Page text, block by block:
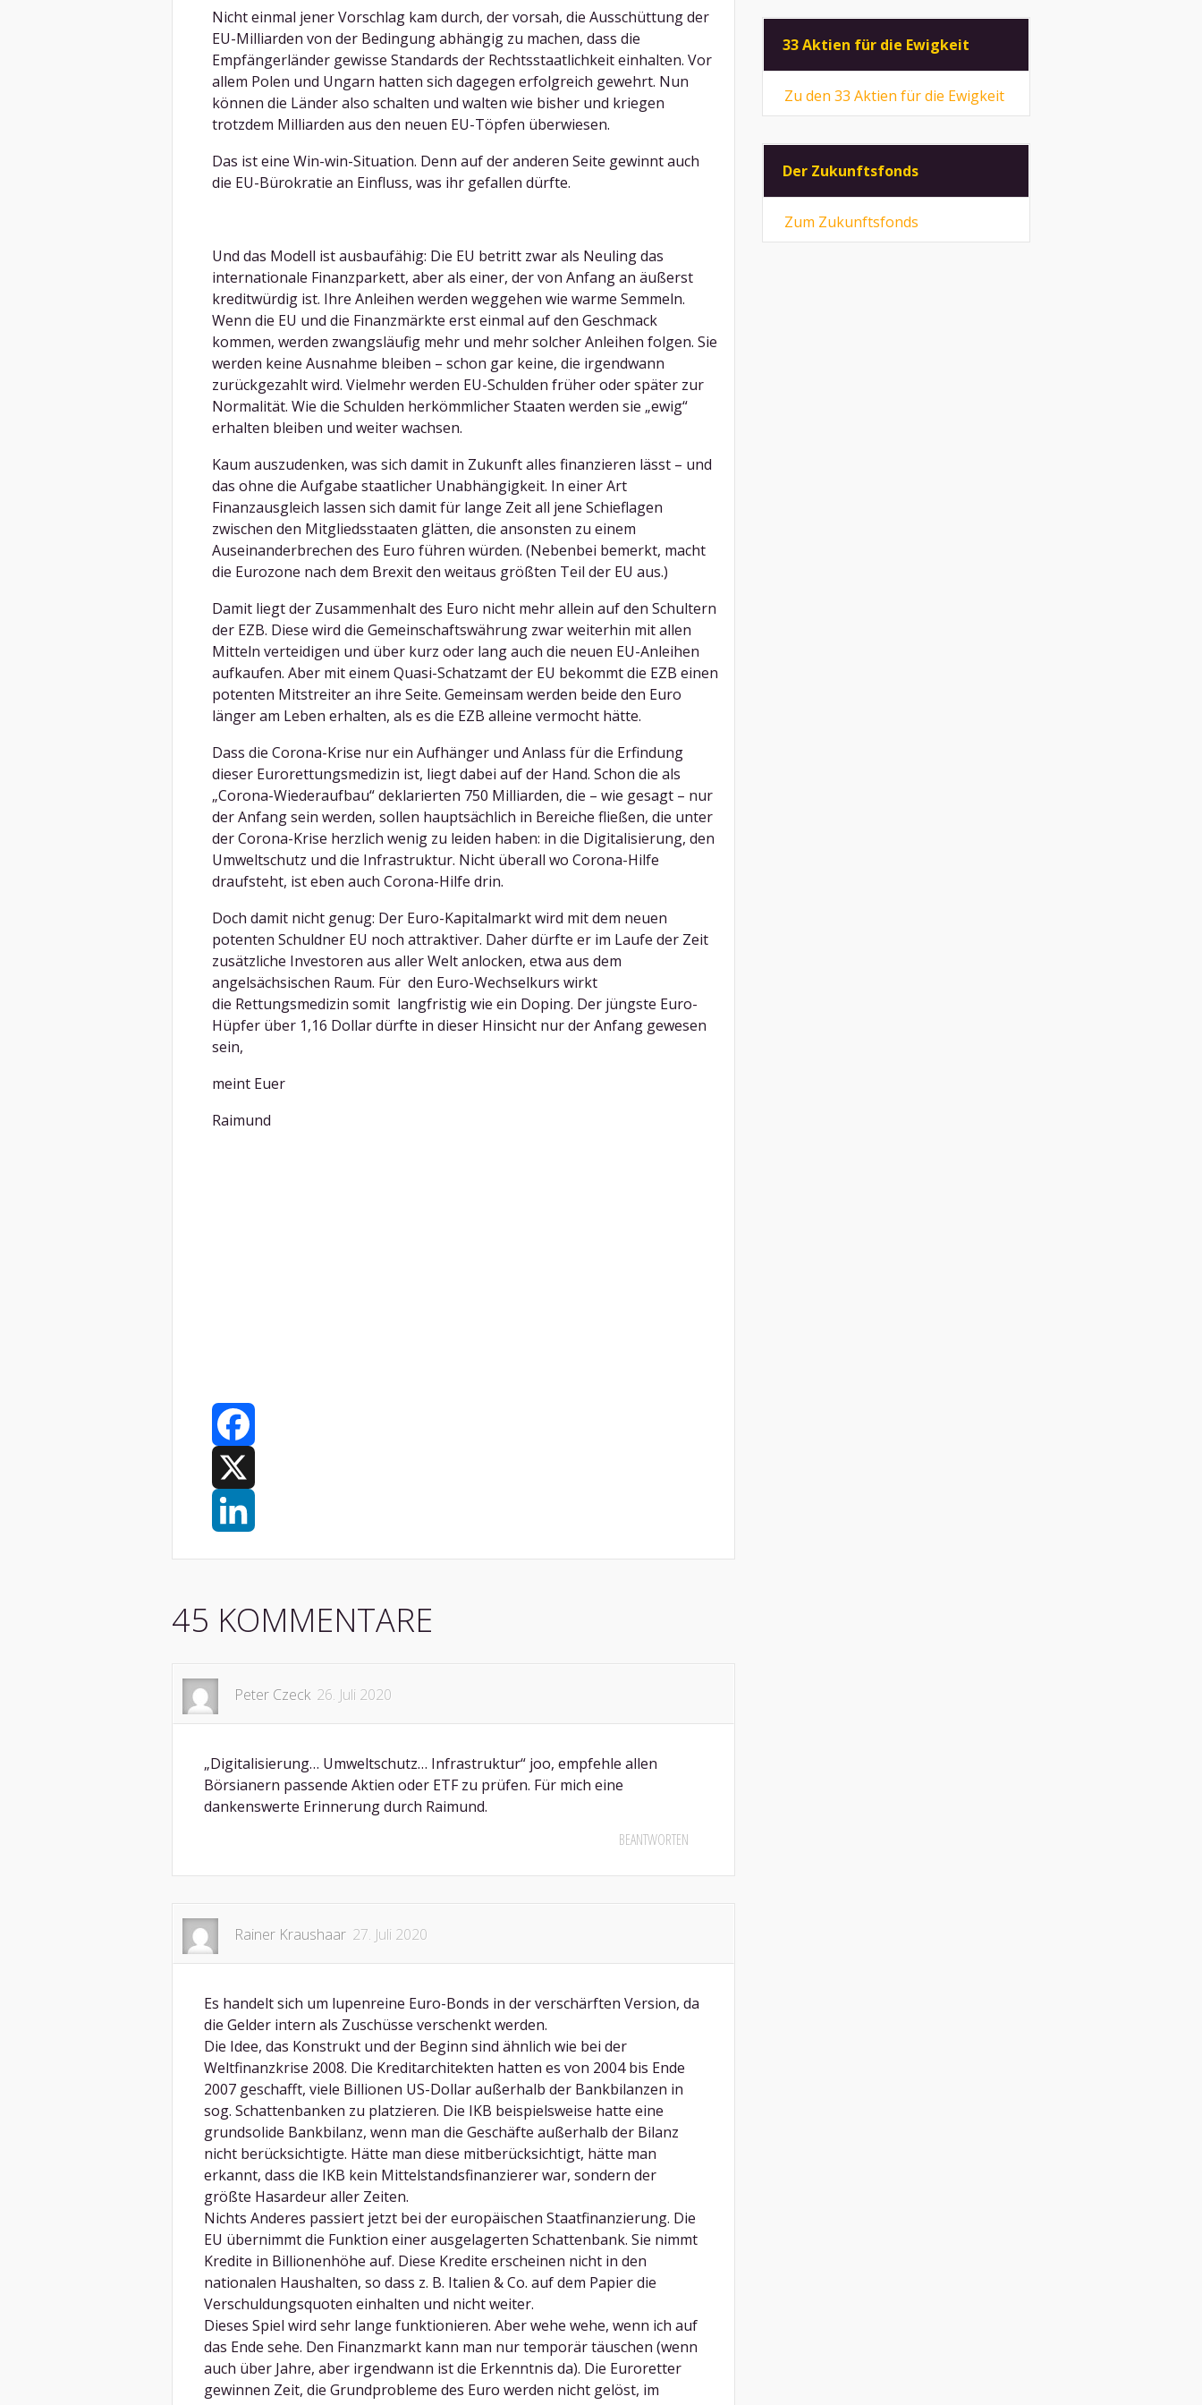
Nicht einmal jener Vorschlag kam durch, der vorsah, die Ausschüttung der
EU-Milliarden von der Bedingung abhängig zu machen, dass die
Empfängerländer gewisse Stan­dards der Rechts­staat­lich­keit einhalten. Vor
allem Polen und Ungarn hatten sich dagegen erfolgreich gewehrt. Nun
können die Länder also schalten und walten wie bisher und kriegen
trotzdem Milliarden aus den neuen EU-Töpfen überwiesen.
Das ist eine Win-win-Situation. Denn auf der anderen Seite gewinnt auch
die EU-Bürokratie an Einfluss, was ihr gefallen dürfte.
Und das Modell ist ausbaufähig: Die EU betritt zwar als Neuling das
internationale Finanzparkett, aber als einer, der von Anfang an äußerst
kreditwürdig ist. Ihre Anleihen werden weggehen wie warme Semmeln.
Wenn die EU und die Finanzmärkte erst einmal auf den Geschmack
kommen, werden zwangsläufig mehr und mehr solcher Anleihen folgen. Sie
werden keine Ausnahme bleiben – schon gar keine, die irgendwann
zurückgezahlt wird. Vielmehr werden EU-Schulden früher oder später zur
Normalität. Wie die Schulden herkömmlicher Staaten werden sie „ewig“
erhalten bleiben und weiter wachsen.
Kaum auszudenken, was sich damit in Zukunft alles finanzieren lässt – und
das ohne die Aufgabe staatlicher Unabhängigkeit. In einer Art
Finanzausgleich lassen sich damit für lange Zeit all jene Schieflagen
zwischen den Mitgliedsstaaten glätten, die ansonsten zu einem
Auseinanderbrechen des Euro führen würden. (Nebenbei bemerkt, macht
die Eurozone nach dem Brexit den weitaus größten Teil der EU aus.)
Damit liegt der Zusammenhalt des Euro nicht mehr allein auf den Schultern
der EZB. Diese wird die Gemeinschaftswährung zwar weiterhin mit allen
Mitteln verteidigen und über kurz oder lang auch die neuen EU-Anleihen
aufkaufen. Aber mit einem Quasi-Schatzamt der EU bekommt die EZB einen
potenten Mitstreiter an ihre Seite. Gemeinsam werden beide den Euro
länger am Leben erhalten, als es die EZB alleine vermocht hätte.
Dass die Corona-Krise nur ein Aufhänger und Anlass für die Erfindung
dieser Eurorettungsmedizin ist, liegt dabei auf der Hand. Schon die als
„Corona-Wiederaufbau“ deklarierten 750 Milliarden, die – wie gesagt – nur
der Anfang sein werden, sollen hauptsächlich in Bereiche fließen, die unter
der Corona-Krise herzlich wenig zu leiden haben: in die Digitalisierung, den
Umweltschutz und die Infrastruktur. Nicht überall wo Corona-Hilfe
draufsteht, ist eben auch Corona-Hilfe drin.
Doch damit nicht genug: Der Euro-Kapitalmarkt wird mit dem neuen
potenten Schuldner EU noch attraktiver. Daher dürfte er im Laufe der Zeit
zusätzliche Investoren aus aller Welt anlocken, etwa aus dem
angelsächsischen Raum. Für den Euro-Wechselkurs wirkt
die Rettungsmedizin somit langfristig wie ein Doping. Der jüngste Euro-
Hüpfer über 1,16 Dollar dürfte in dieser Hinsicht nur der Anfang gewesen
sein,
meint Euer
Raimund
Facebook
45 KOMMENTARE
Peter Czeck 26. Juli 2020
„Digitalisierung… Umweltschutz… Infrastruktur“ joo, empfehle allen
Börsianern passende Aktien oder ETF zu prüfen. Für mich eine
dankenswerte Erinnerung durch Raimund.
BEANTWORTEN
Rainer Kraushaar 27. Juli 2020
Es handelt sich um lupenreine Euro-Bonds in der verschärften Version, da
die Gelder intern als Zuschüsse verschenkt werden.
Die Idee, das Konstrukt und der Beginn sind ähnlich wie bei der
Weltfinanzkrise 2008. Die Kreditarchitekten hatten es von 2004 bis Ende
2007 geschafft, viele Billionen US-Dollar außerhalb der Bankbilanzen in
sog. Schattenbanken zu platzieren. Die IKB beispielsweise hatte eine
grundsolide Bankbilanz, wenn man die Geschäfte außerhalb der Bilanz
nicht berücksichtigte. Hätte man diese mitberücksichtigt, hätte man
erkannt, dass die IKB kein Mittelstandsfinanzierer war, sondern der
größte Hasardeur aller Zeiten.
Nichts Anderes passiert jetzt bei der europäischen Staatfinanzierung. Die
EU übernimmt die Funktion einer ausgelagerten Schattenbank. Sie nimmt
Kredite in Billionenhöhe auf. Diese Kredite erscheinen nicht in den
nationalen Haushalten, so dass z. B. Italien & Co. auf dem Papier die
Verschuldungsquoten einhalten und nicht weiter.
Dieses Spiel wird sehr lange funktionieren. Aber wehe wehe, wenn ich auf
das Ende sehe. Den Finanzmarkt kann man nur temporär täuschen (wenn
auch über Jahre, aber irgendwann ist die Erkenntnis da). Die Euroretter
gewinnen Zeit, die Grundprobleme des Euro werden nicht gelöst, im
33 Aktien für die Ewigkeit
Zu den 33 Aktien für die Ewigkeit
Der Zukunftsfonds
Zum Zukunftsfonds